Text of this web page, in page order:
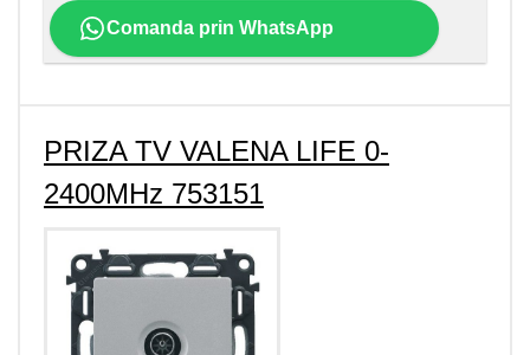
Comanda prin WhatsApp
PRIZA TV VALENA LIFE 0-
2400MHz 753151